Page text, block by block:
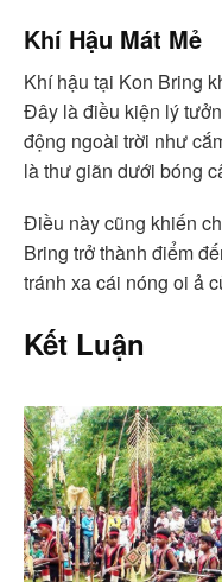
Khí Hậu Mát Mẻ
Khí hậu tại Kon Bring
Đây là điều kiện lý
động ngoài trời như
là thư giãn dưới bóng
Điều này cũng khiến
Bring trở thành điểm
tránh xa cái nóng oi ả
Kết Luận